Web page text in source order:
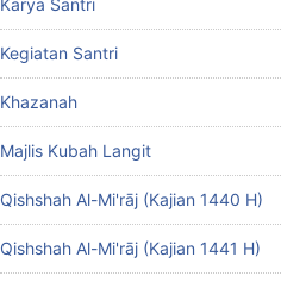
Karya Santri
Kegiatan Santri
Khazanah
Majlis Kubah Langit
Qishshah Al-Mi'rāj (Kajian 1440 H)
Qishshah Al-Mi'rāj (Kajian 1441 H)